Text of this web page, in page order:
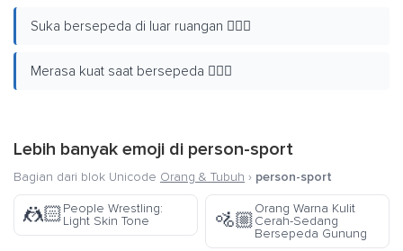
Suka bersepeda di luar ruangan 🚴🏿‍♀️
Merasa kuat saat bersepeda 🚴🏿‍♀️
Lebih banyak emoji di person-sport
Bagian dari blok Unicode Orang & Tubuh › person-sport
🤼🏻People Wrestling:
Light Skin Tone
🚵🏼
Orang Warna Kulit
Cerah-Sedang
Bersepeda Gunung